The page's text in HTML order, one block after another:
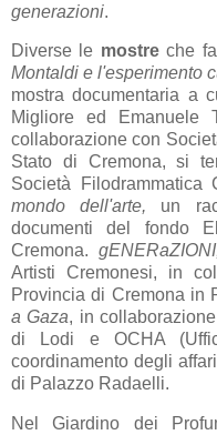
generazioni.
Diverse le mostreche
Montaldi e l'esperimento
mostra documentaria a
Migliore ed Emanuele
collaborazione con
Stato di Cremona, si
Società Filodrammatica
mondo dell'arte, un
documenti del fondo
Cremona.
Artisti Cremonesi, in
Provincia di Cremona in
a Gaza, in
di Lodi e OCHA
coordinamento degli
di Palazzo Radaelli.
Nel Giardino dei